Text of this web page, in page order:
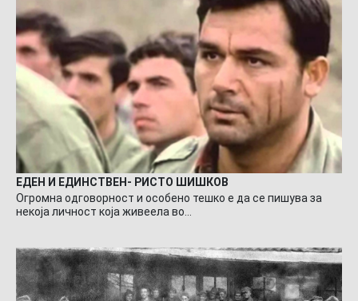
ЕДЕН И ЕДИНСТВЕН- РИСТО ШИШКОВ
Огромна одговорност и особено тешко е да се пишува за
некоја личност која живеела во…